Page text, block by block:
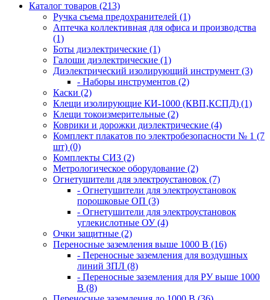
Каталог товаров (213)
Ручка съема предохранителей (1)
Аптечка коллективная для офиса и производства
(1)
Боты диэлектрические (1)
Галоши диэлектрические (1)
Диэлектрический изолирующий инструмент (3)
- Наборы инструментов (2)
Каски (2)
Клещи изолирующие КИ-1000 (КВП,КСПД) (1)
Клещи токоизмерительные (2)
Коврики и дорожки диэлектрические (4)
Комплект плакатов по электробезопасности № 1 (7
шт) (0)
Комплекты СИЗ (2)
Метрологическое оборудование (2)
Огнетушители для электроустановок (7)
- Огнетушители для электроустановок
порошковые ОП (3)
- Огнетушители для электроустановок
углекислотные ОУ (4)
Очки защитные (2)
Переносные заземления выше 1000 В (16)
- Переносные заземления для воздушных
линий ЗПЛ (8)
- Переносные заземления для РУ выше 1000
В (8)